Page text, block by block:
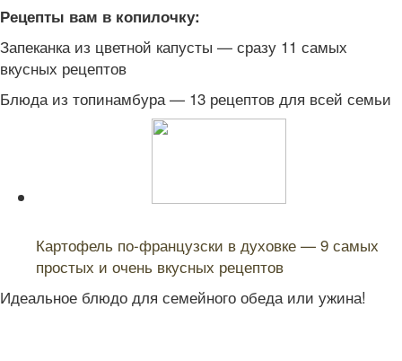
Рецепты вам в копилочку:
Запеканка из цветной капусты — сразу 11 самых
вкусных рецептов
Блюда из топинамбура — 13 рецептов для всей семьи
Картофель по-французски в духовке — 9 самых
простых и очень вкусных рецептов
Идеальное блюдо для семейного обеда или ужина!